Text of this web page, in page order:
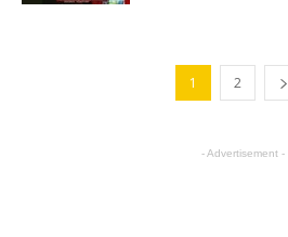
1 2
- Advertisement -